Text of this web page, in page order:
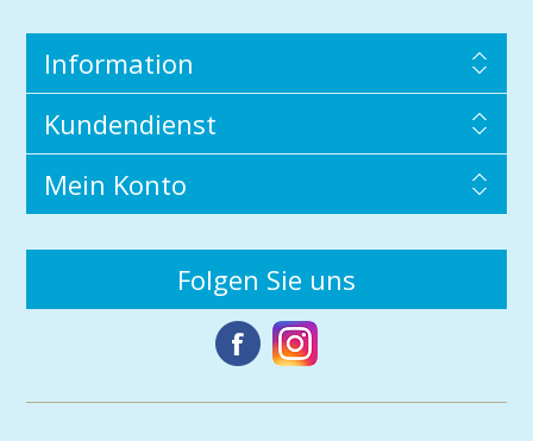
Information
Kundendienst
Mein Konto
Folgen Sie uns